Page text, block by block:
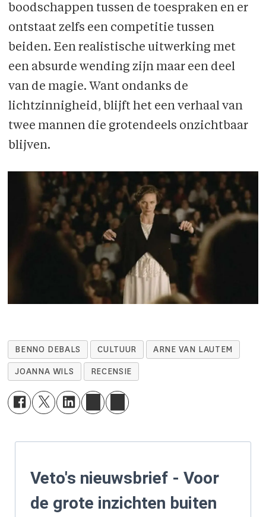
boodschappen tussen de toespraken en er
ontstaat zelfs een competitie tussen
beiden. Een realistische uitwerking met
een absurde wending zijn maar een deel
van de magie. Want ondanks de
lichtzinnigheid, blijft het een verhaal van
twee mannen die grotendeels onzichtbaar
blijven.
BENNO DEBALS CULTUUR ARNE VAN LAUTEM
JOANNA WILS RECENSIE
Veto's nieuwsbrief - Voor
de grote inzichten buiten